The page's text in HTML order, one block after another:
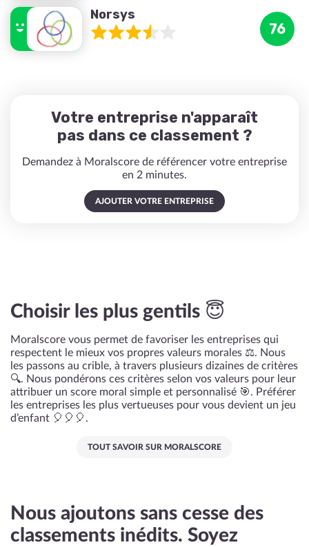
Norsys
76
Votre entreprise n'apparaît
pas dans ce classement ?
Demandez à Moralscore de référencer votre entreprise
en 2 minutes.
AJOUTER VOTRE ENTREPRISE
Choisir les plus gentils 😇
Moralscore vous permet de favoriser les entreprises qui
respectent le mieux vos propres valeurs morales ⚖️. Nous
les passons au crible, à travers plusieurs dizaines de critères
🔍. Nous pondérons ces critères selon vos valeurs pour leur
attribuer un score moral simple et personnalisé 🎯. Préférer
les entreprises les plus vertueuses pour vous devient un jeu
d’enfant 🎈🎈🎈.
TOUT SAVOIR SUR MORALSCORE
Nous ajoutons sans cesse des
classements inédits. Soyez